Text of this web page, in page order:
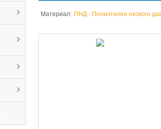
Материал: ПНД - Полиэтилен низкого